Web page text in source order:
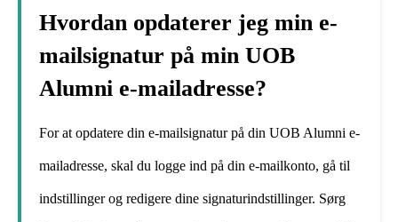
Hvordan opdaterer jeg min e-
mailsignatur på min UOB
Alumni e-mailadresse?
For at opdatere din e-mailsignatur på din UOB Alumni e-
mailadresse, skal du logge ind på din e-mailkonto, gå til
indstillinger og redigere dine signaturindstillinger. Sørg